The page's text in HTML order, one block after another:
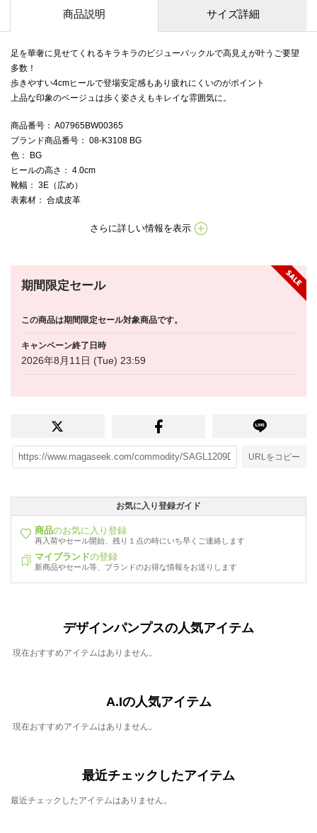
商品説明 サイズ詳細
足を華奢に見せてくれるキラキラのビジューバックルで高見えが叶うご要望
多数！
歩きやすい4cmヒールで登場安定感もあり疲れにくいのがポイント
上品な印象のベージュは歩く姿さえもキレイな雰囲気に。
商品番号 ： A07965BW00365
ブランド商品番号 ： 08-K3108 BG
色 ： BG
ヒールの高さ ： 4.0cm
靴幅 ： 3E（広め）
表素材 ： 合成皮革
さらに詳しい情報を表示
期間限定セール
この商品は期間限定セール対象商品です。
キャンペーン終了日時
2026年8月11日 (Tue) 23:59
URLをコピー
お気に入り登録ガイド
商品のお気に入り登録
再入荷やセール開始、残り１点の時にいち早くご連絡します
マイブランドの登録
新商品やセール等、ブランドのお得な情報をお送りします
デザインパンプスの人気アイテム
現在おすすめアイテムはありません。
A.Iの人気アイテム
現在おすすめアイテムはありません。
最近チェックしたアイテム
最近チェックしたアイテムはありません。